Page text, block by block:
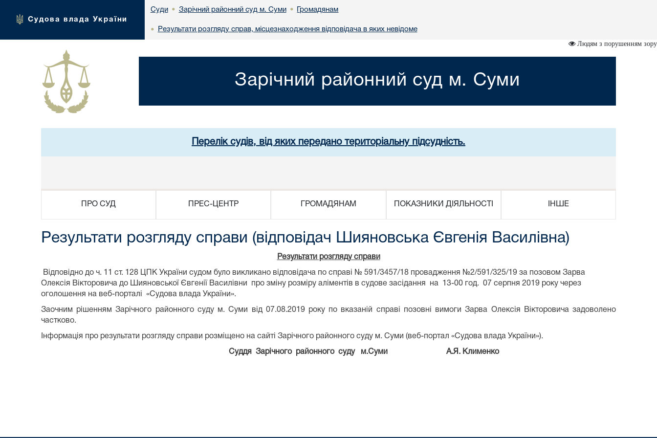
Судова влада України
Суди • Зарічний районний суд м. Суми • Громадянам
• Результати розгляду справ, місцезнаходження відповідача в яких невідоме
Людям з порушенням зору
Зарічний районний суд м. Суми
Перелік судів, від яких передано територіальну підсудність.
ПРО СУД ПРЕС-ЦЕНТР ГРОМАДЯНАМ ПОКАЗНИКИ ДІЯЛЬНОСТІ ІНШЕ
Результати розгляду справи (відповідач Шияновська Євгенія Василівна)
Результати розгляду справи
Відповідно до ч. 11 ст. 128 ЦПК України судом було викликано відповідача по справі № 591/3457/18 провадження №2/591/325/19 за позовом Зарва
Олексія Вікторовича до Шияновської Євгенії Василівни про зміну розміру аліментів в судове засідання на 13-00 год. 07 серпня 2019 року через
оголошення на веб-порталі «Судова влада України».
Заочним рішенням Зарічного районного суду м. Суми від 07.08.2019 року по вказаній справі позовні вимоги Зарва Олексія Вікторовича задоволено
частково.
Інформація про результати розгляду справи розміщено на сайті Зарічного районного суду м. Суми (веб-портал «Судова влада України»).
Суддя Зарічного районного суду м.Суми А.Я. Клименко